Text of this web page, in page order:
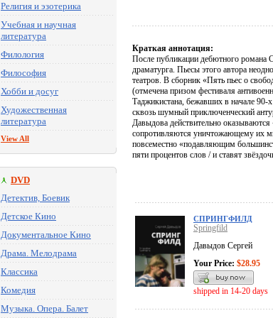
Религия и эзотерика
Учебная и научная
литература
Филология
Философия
Хобби и досуг
Художественная
литература
View All
DVD
Детектив, Боевик
Детское Кино
Документальное Кино
Драма. Мелодрама
Классика
Комедия
Музыка. Опера. Балет
Краткая аннотация:
После публикации дебютного романа
драматурга. Пьесы этого автора
театров. В сборник «Пять пьес о
(отмечена призом фестиваля
Таджикистана, бежавших в начале 90-
сквозь шумный приключенческий
Давыдова действительно
сопротивляются уничтожающему их
повсеместно «подавляющим
пяти процентов слов / и ставят
СПРИНГФИЛД
Springfild
Давыдов Сергей
Your Price: $28.95
shipped in 14-20 days